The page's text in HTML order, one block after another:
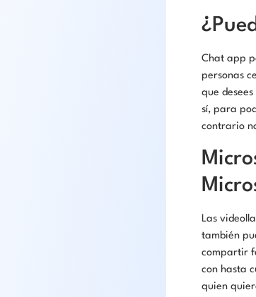
Chat app
personas
que
sí, para
contrario
Las
también
compartir
con hasta
quien